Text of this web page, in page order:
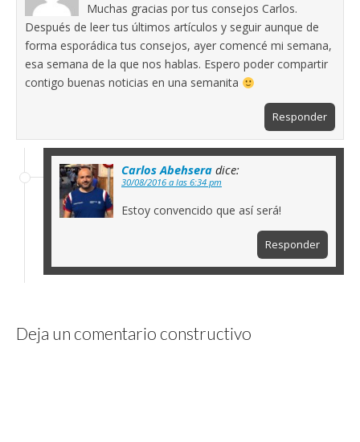
Muchas gracias por tus consejos Carlos.
Después de leer tus últimos artículos y seguir aunque de
forma esporádica tus consejos, ayer comencé mi semana,
esa semana de la que nos hablas. Espero poder compartir
contigo buenas noticias en una semanita
Responder
Carlos Abehsera dice:
30/08/2016 a las 6:34 pm
Estoy convencido que así será!
Responder
Deja un comentario constructivo